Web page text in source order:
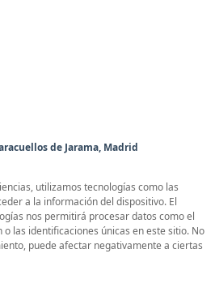
de Jarama, Madrid
utilizamos tecnologías como las
a la información del dispositivo. El
nos permitirá procesar datos como el
las identificaciones únicas en este sitio. No
puede afectar negativamente a ciertas